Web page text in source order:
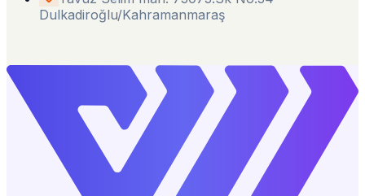
Dulkadiroğlu/Kahramanmaraş